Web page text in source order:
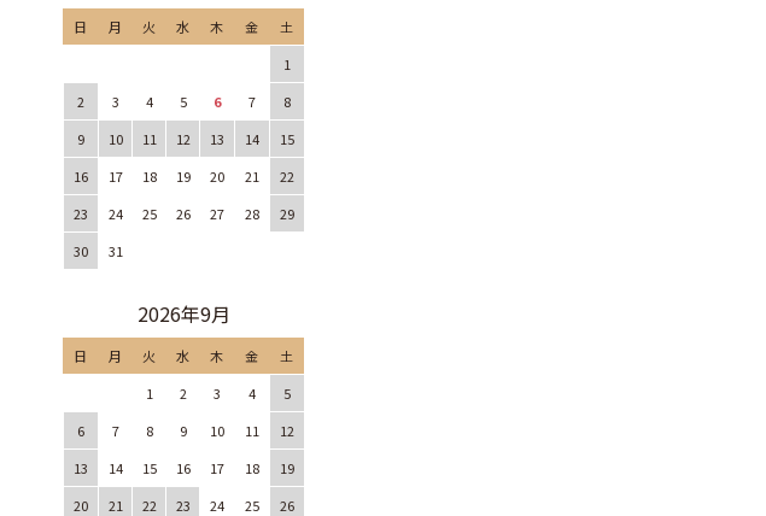
日 月 火 水 木 金
土
1
2
3 4 5 6 7
8
9
10 11 12 13 14
15
16
17 18 19 20 21
22
23
24 25 26 27 28
29
30
31
2026年9月
日 月 火 水 木 金
土
1
2 3 4
5
6
7 8 9 10 11
12
13
14 15 16 17 18
19
20
21 22 23 24 25
26